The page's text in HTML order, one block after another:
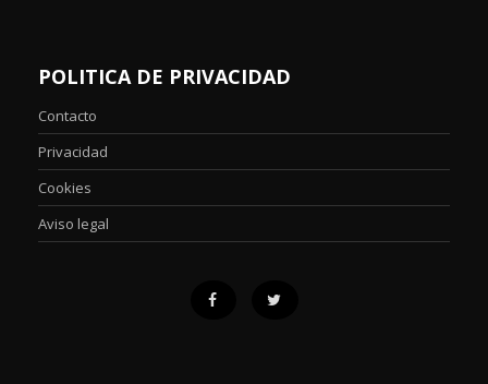
POLITICA DE PRIVACIDAD
Contacto
Privacidad
Cookies
Aviso legal